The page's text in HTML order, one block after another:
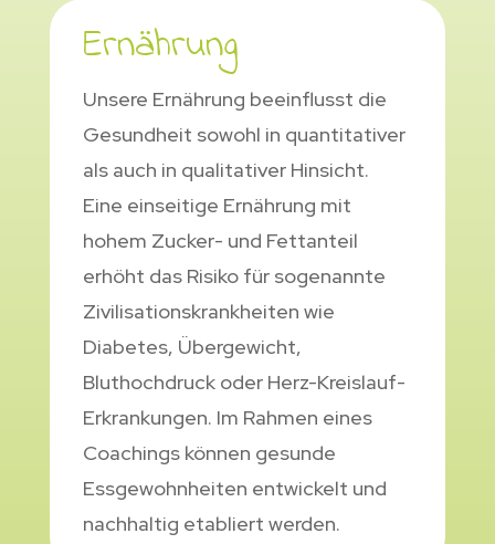
Ernährung
Unsere Ernährung beeinflusst die
Gesundheit sowohl in quantitativer
als auch in qualitativer Hinsicht.
Eine einseitige Ernährung mit
hohem Zucker- und Fettanteil
erhöht das Risiko für sogenannte
Zivilisationskrankheiten wie
Diabetes, Übergewicht,
Bluthochdruck oder Herz-Kreislauf-
Erkrankungen. Im Rahmen eines
Coachings können gesunde
Essgewohnheiten entwickelt und
nachhaltig etabliert werden.